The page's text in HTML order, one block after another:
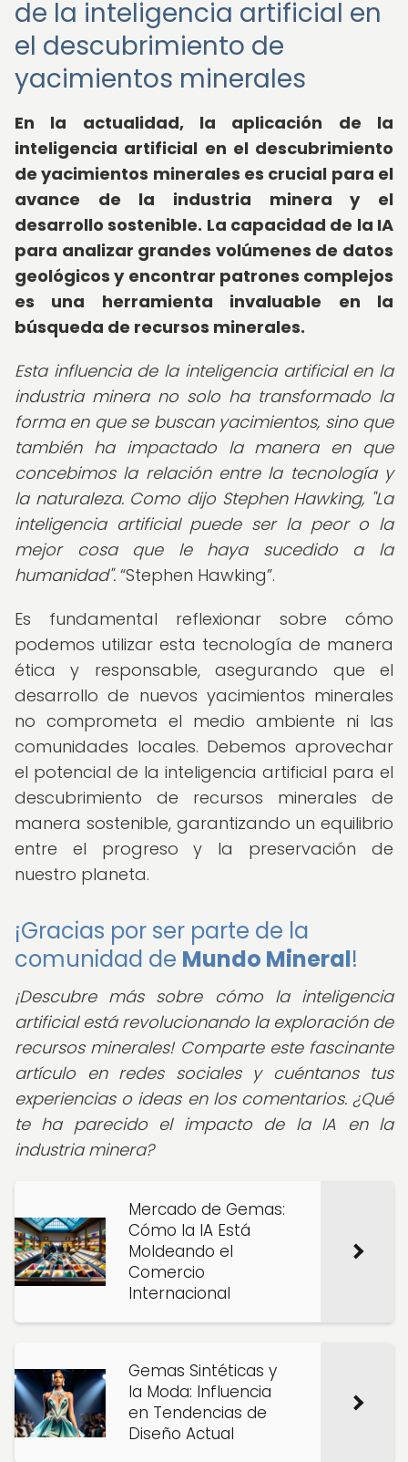
de la inteligencia artificial en
el descubrimiento de
yacimientos minerales
En la actualidad, la aplicación de la
inteligencia artificial en el descubrimiento
de yacimientos minerales es crucial para el
avance de la industria minera y el
desarrollo sostenible. La capacidad de la IA
para analizar grandes volúmenes de datos
geológicos y encontrar patrones complejos
es una herramienta invaluable en la
búsqueda de recursos minerales.
Esta influencia de la inteligencia artificial en la
industria minera no solo ha transformado la
forma en que se buscan yacimientos, sino que
también ha impactado la manera en que
concebimos la relación entre la tecnología y
la naturaleza. Como dijo Stephen Hawking, "La
inteligencia artificial puede ser la peor o la
mejor cosa que le haya sucedido a la
humanidad". Stephen Hawking .
Es fundamental reflexionar sobre cómo
podemos utilizar esta tecnología de manera
ética y responsable, asegurando que el
desarrollo de nuevos yacimientos minerales
no comprometa el medio ambiente ni las
comunidades locales. Debemos aprovechar
el potencial de la inteligencia artificial para el
descubrimiento de recursos minerales de
manera sostenible, garantizando un equilibrio
entre el progreso y la preservación de
nuestro planeta.
¡Gracias por ser parte de la
comunidad de Mundo Mineral!
¡Descubre más sobre cómo la inteligencia
artificial está revolucionando la exploración de
recursos minerales! Comparte este fascinante
artículo en redes sociales y cuéntanos tus
experiencias o ideas en los comentarios. ¿Qué
te ha parecido el impacto de la IA en la
industria minera?
Mercado de Gemas:
Cómo la IA Está
Moldeando el
Comercio
Internacional
Gemas Sintéticas y
la Moda: Influencia
en Tendencias de
Diseño Actual